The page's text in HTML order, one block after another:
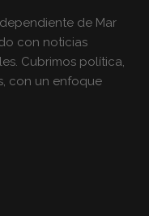
de Mar
con noticias
Cubrimos política,
con un enfoque